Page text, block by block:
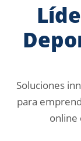
Soluciones
para
online